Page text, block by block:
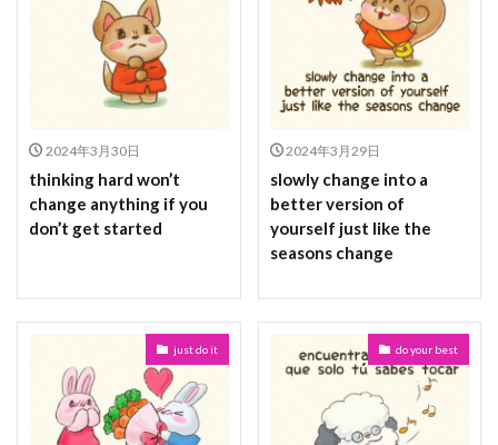
2024年3月30日
thinking hard won’t
change anything if you
don’t get started
2024年3月29日
slowly change into a
better version of
yourself just like the
seasons change
just do it do your best